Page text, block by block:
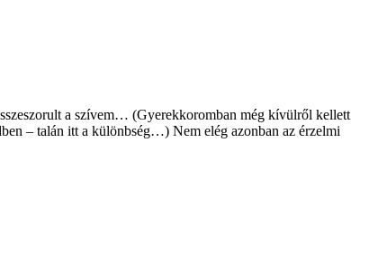
a szívem… (Gyerekkoromban még kívülről kellett
– talán itt a különbség…) Nem elég azonban az érzelmi